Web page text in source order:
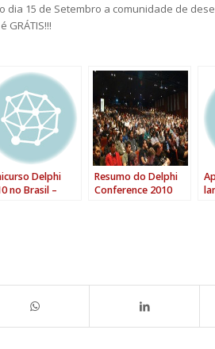
dia 15 de Setembro a comunidade de
GRÁTIS!!!
Delphi
no Brasil –
Resumo do Delphi
Conference 2010